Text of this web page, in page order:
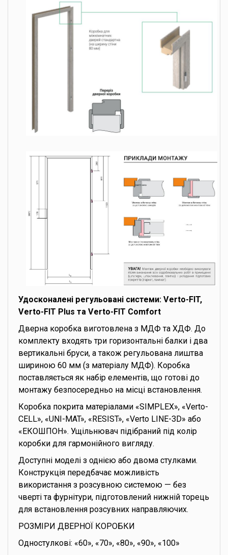
Удосконалені регульовані системи: Verto-FIT,
Verto-FIT Plus та Verto-FIT Comfort
Дверна коробка виготовлена з МДФ та ХДФ. До
комплекту входять три горизонтальні балки і два
вертикальні бруси, а також регульована лиштва
шириною 60 мм (з матеріалу МДФ). Коробка
поставляється як набір елементів, що готові до
монтажу безпосередньо на місці встановлення.
Коробка покрита матеріалами «SIMPLEX», «Verto-
CELL», «UNI-MAT», «RESIST», «Verto LINE-3D» або
«ЕКОШПОН». Ущільнювач підібраний під колір
коробки для гармонійного вигляду.
Доступні моделі з однією або двома стулками.
Конструкція передбачає можливість
використання з розсувною системою — без
чверті та фурнітури, підготовлений нижній торець
для встановлення розсувних направляючих.
РОЗМІРИ ДВЕРНОЇ КОРОБКИ
Одностулкові: «60», «70», «80», «90», «100»